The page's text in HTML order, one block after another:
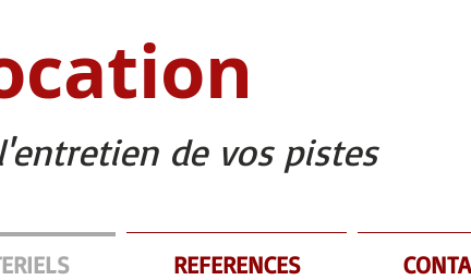
de vos pistes
REFERENCES